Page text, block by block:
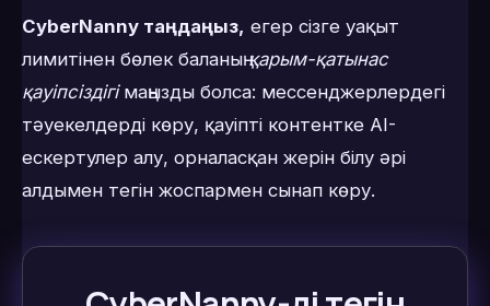
CyberNanny таңдаңыз, егер сізге уақыт
лимитінен бөлек баланыңқарым-қатынас
қауіпсіздігімаңызды болса: мессенджерлердегі
тәуекелдерді көру, қауіпті контентке AI-
ескертулер алу, орналасқан жерін білу әрі
алдымен тегін жоспармен сынап көру.